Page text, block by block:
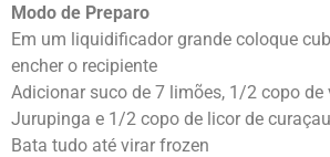
Modo de Preparo
Em um liquidificador grande coloque
encher o recipiente
Adicionar suco de 7 limões, 1/2 copo de
Jurupinga e 1/2 copo de licor de
Bata tudo até virar frozen